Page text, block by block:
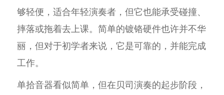
够轻便，适合年轻演奏者，但它也能承受碰撞、
摔落或拖着去上课。简单的镀铬硬件也许并不华
丽，但对于初学者来说，它是可靠的，并能完成
工作。
单拾音器看似简单，但在贝司演奏的起步阶段，